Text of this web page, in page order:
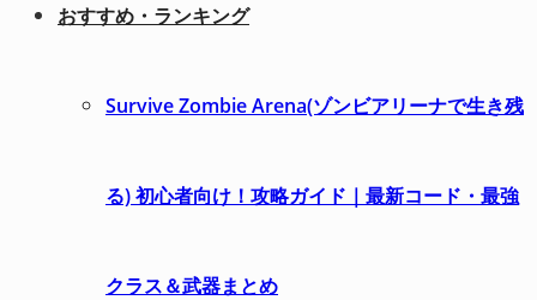
おすすめ・ランキング
Survive Zombie Arena(ゾンビアリーナで生き残
る) 初心者向け！攻略ガイド｜最新コード・最強
クラス＆武器まとめ